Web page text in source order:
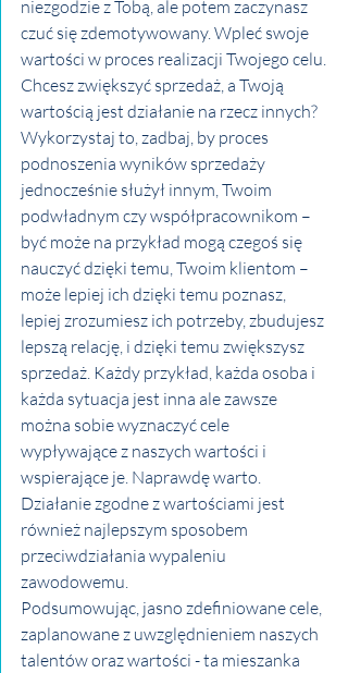
niezgodzie z Tobą, ale potem zaczynasz
czuć się zdemotywowany. Wpleć swoje
wartości w proces realizacji Twojego celu.
Chcesz zwiększyć sprzedaż, a Twoją
wartością jest działanie na rzecz innych?
Wykorzystaj to, zadbaj, by proces
podnoszenia wyników sprzedaży
jednocześnie służył innym, Twoim
podwładnym czy współpracownikom –
być może na przykład mogą czegoś się
nauczyć dzięki temu, Twoim klientom –
może lepiej ich dzięki temu poznasz,
lepiej zrozumiesz ich potrzeby, zbudujesz
lepszą relację, i dzięki temu zwiększysz
sprzedaż. Każdy przykład, każda osoba i
każda sytuacja jest inna ale zawsze
można sobie wyznaczyć cele
wypływające z naszych wartości i
wspierające je. Naprawdę warto.
Działanie zgodne z wartościami jest
również najlepszym sposobem
przeciwdziałania wypaleniu
zawodowemu.
Podsumowując, jasno zdefiniowane cele,
zaplanowane z uwzględnieniem naszych
talentów oraz wartości - ta mieszanka